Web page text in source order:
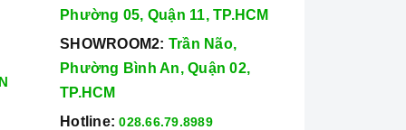
Phường 05, Quận 11, TP.HCM
SHOWROOM2: Trần Não,
Phường Bình An, Quận 02,
TP.HCM
Hotline: 028.66.79.8989